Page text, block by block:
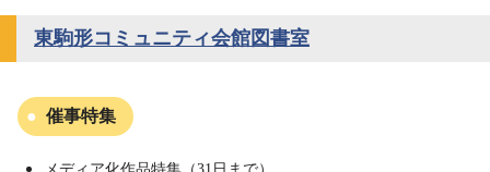
東駒形コミュニティ会館図書室
催事特集